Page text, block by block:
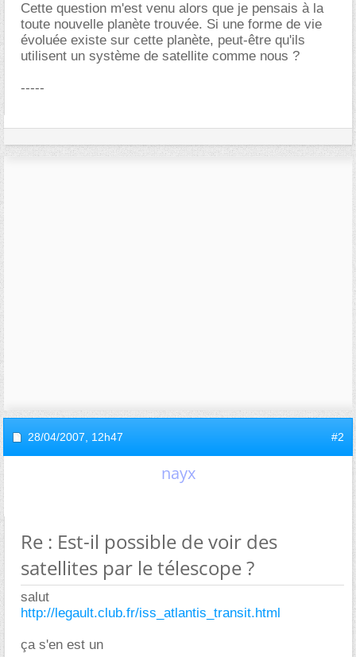
Cette question m'est venu alors que je pensais à la
toute nouvelle planète trouvée. Si une forme de vie
évoluée existe sur cette planète, peut-être qu'ils
utilisent un système de satellite comme nous ?
-----
28/04/2007, 12h47 #2
nayx
Re : Est-il possible de voir des
satellites par le télescope ?
salut
http://legault.club.fr/iss_atlantis_transit.html
ça s'en est un